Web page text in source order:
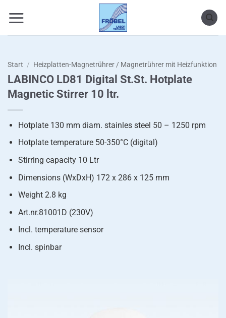
Inhalt
Start / Heizplatten-Magnetrührer / Magnetrührer mit Heizfunktion
LABINCO LD81 Digital St.St. Hotplate
Magnetic Stirrer 10 ltr.
Hotplate 130 mm diam. stainles steel 50 – 1250 rpm
Hotplate temperature 50-350°C (digital)
Stirring capacity 10 Ltr
Dimensions (WxDxH) 172 x 286 x 125 mm
Weight 2.8 kg
Art.nr.81001D (230V)
Incl. temperature sensor
Incl. spinbar